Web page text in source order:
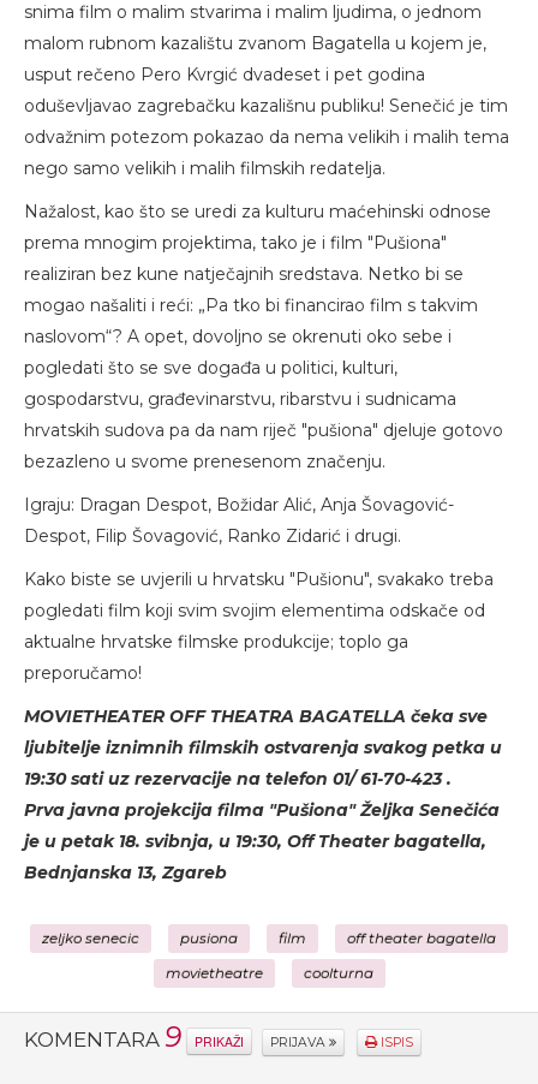
snima film o malim stvarima i malim ljudima, o jednom
malom rubnom kazalištu zvanom Bagatella u kojem je,
usput rečeno Pero Kvrgić dvadeset i pet godina
oduševljavao zagrebačku kazališnu publiku! Senečić je tim
odvažnim potezom pokazao da nema velikih i malih tema
nego samo velikih i malih filmskih redatelja.
Nažalost, kao što se uredi za kulturu maćehinski odnose
prema mnogim projektima, tako je i film "Pušiona"
realiziran bez kune natječajnih sredstava. Netko bi se
mogao našaliti i reći: „Pa tko bi financirao film s takvim
naslovom“? A opet, dovoljno se okrenuti oko sebe i
pogledati što se sve događa u politici, kulturi,
gospodarstvu, građevinarstvu, ribarstvu i sudnicama
hrvatskih sudova pa da nam riječ "pušiona" djeluje gotovo
bezazleno u svome prenesenom značenju.
Igraju: Dragan Despot, Božidar Alić, Anja Šovagović-
Despot, Filip Šovagović, Ranko Zidarić i drugi.
Kako biste se uvjerili u hrvatsku "Pušionu", svakako treba
pogledati film koji svim svojim elementima odskače od
aktualne hrvatske filmske produkcije; toplo ga
preporučamo!
MOVIETHEATER OFF THEATRA BAGATELLA čeka sve
ljubitelje iznimnih filmskih ostvarenja svakog petka u
19:30 sati uz rezervacije na telefon 01/ 61-70-423 .
Prva javna projekcija filma "Pušiona" Željka Senečića
je u petak 18. svibnja, u 19:30, Off Theater bagatella,
Bednjanska 13, Zgareb
zeljko senecic pusiona film off theater bagatella
movietheatre coolturna
KOMENTARA 9 PRIKAŽI PRIJAVA ISPIS